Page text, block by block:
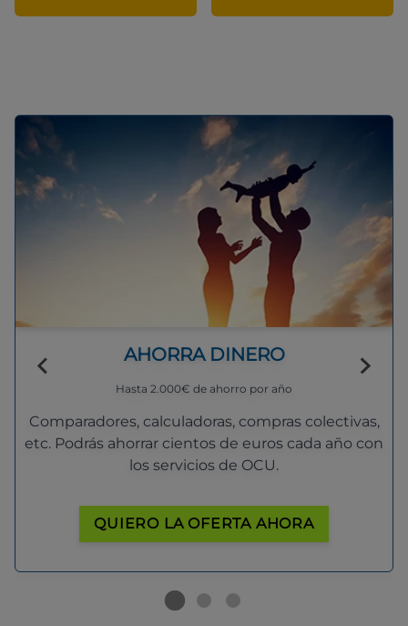
AHORRA DINERO
Hasta 2.000€ de ahorro por año
Comparadores, calculadoras, compras colectivas,
etc. Podrás ahorrar cientos de euros cada año con
los servicios de OCU.
QUIERO LA OFERTA AHORA